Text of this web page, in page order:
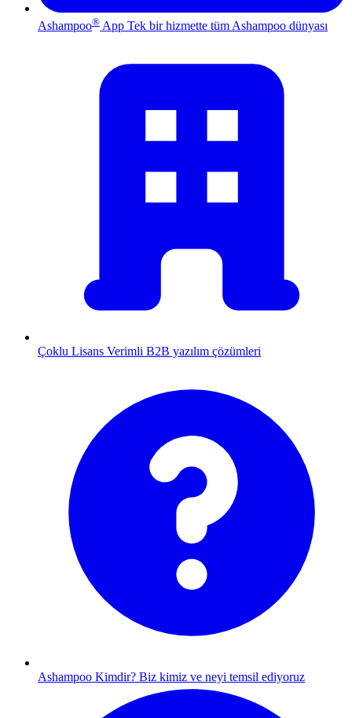
Ashampoo® App Tek bir hizmette tüm Ashampoo dünyası
Çoklu Lisans Verimli B2B yazılım çözümleri
Ashampoo Kimdir? Biz kimiz ve neyi temsil ediyoruz